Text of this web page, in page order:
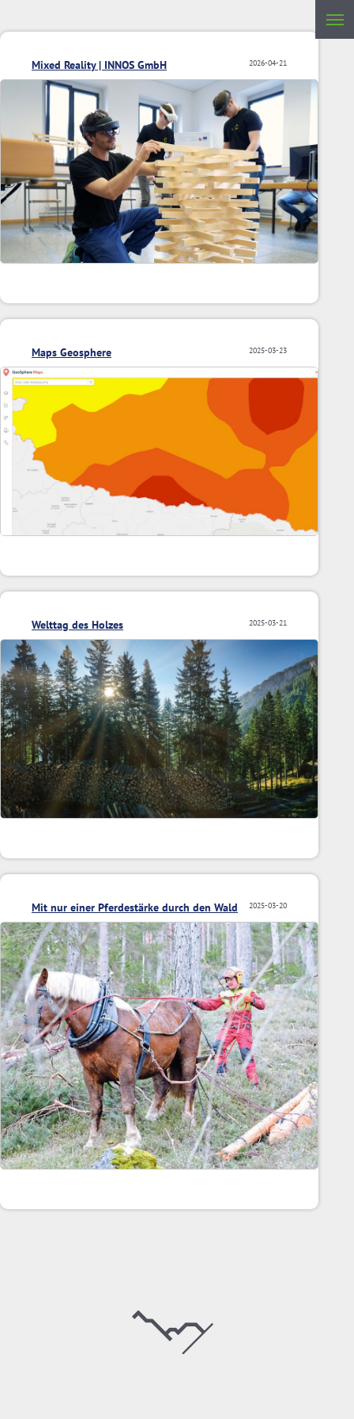
2026-04-21
Mixed Reality | INNOS GmbH
2025-03-23
Maps Geosphere
2025-03-21
Welttag des Holzes
2025-03-20
Mit nur einer Pferdestärke durch den Wald